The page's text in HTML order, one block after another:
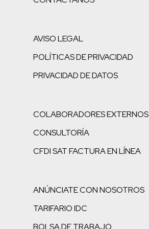
AVISO LEGAL
POLÍTICAS DE PRIVACIDAD
PRIVACIDAD DE DATOS
COLABORADORES EXTERNOS
CONSULTORÍA
CFDI SAT FACTURA EN LÍNEA
ANÚNCIATE CON NOSOTROS
TARIFARIO IDC
BOLSA DE TRABAJO